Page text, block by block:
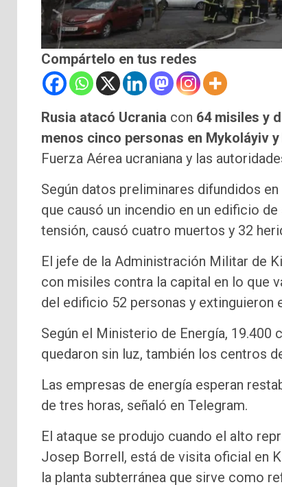
Compártelo en tus redes
Rusia atacó Ucrania con 64 misiles y
menos cinco personas en Mykoláyiv
Fuerza Aérea ucraniana y las
Según datos preliminares difundidos
que causó un incendio en un edificio
tensión, causó cuatro muertos y 32
El jefe de la Administración Militar de
con misiles contra la capital en lo que
del edificio 52 personas y extinguieron
Según el Ministerio de Energía,
quedaron sin luz, también los centros
Las empresas de energía esperan
de tres horas, señaló en Telegram.
El ataque se produjo cuando el alto
Josep Borrell, está de visita oficial en
la planta subterránea que sirve como